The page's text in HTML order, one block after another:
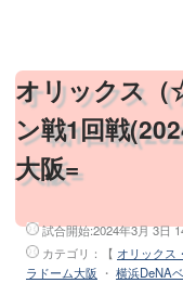
オリックス
ン戦1回戦
大阪=
試合開始:2024年3月 3日
カテゴリ：【 オリックス
ラドーム大阪 ・ 横浜DeNA